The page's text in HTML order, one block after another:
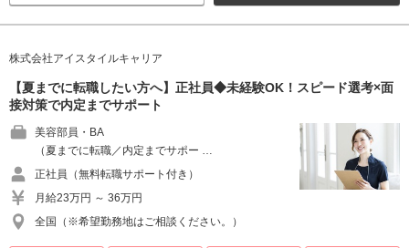
株式会社アイスタイルキャリア
【夏までに転職したい方へ】正社員◆未経験OK！スピード選考×面
接対策で内定までサポート
美容部員・BA
（夏までに転職／内定までサポー …
正社員（無料転職サポート付き）
月給23万円 ～ 36万円
全国（※希望勤務地はご相談ください。）